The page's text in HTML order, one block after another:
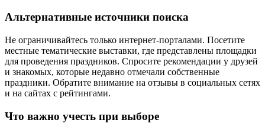
Альтернативные источники поиска
Не ограничивайтесь только интернет-порталами. Посетите
местные тематические выставки, где представлены площадки
для проведения праздников. Спросите рекомендации у друзей
и знакомых, которые недавно отмечали собственные
праздники. Обратите внимание на отзывы в социальных сетях
и на сайтах с рейтингами.
Что важно учесть при выборе